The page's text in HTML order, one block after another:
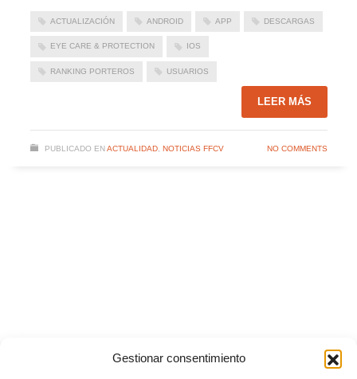
Gestionar consentimiento
ACTUALIZACIÓN ANDROID APP DESCARGAS
EYE CARE & PROTECTION IOS
RANKING PORTEROS USUARIOS
LEER MÁS
PUBLICADO EN ACTUALIDAD, NOTICIAS FFCV NO COMMENTS